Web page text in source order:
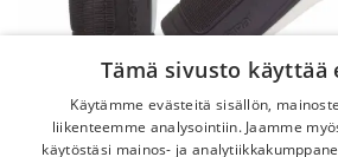
Tämä sivusto käyttää
Käytämme evästeitä sisällön,
liikenteemme analysointiin. Jaamme
käytöstäsi mainos- ja